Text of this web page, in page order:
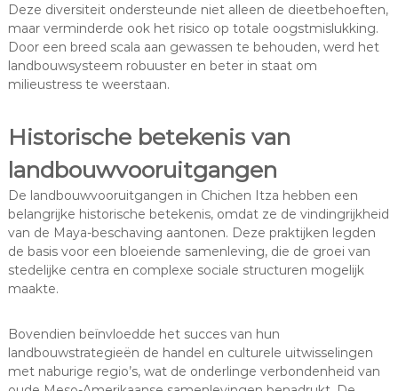
Deze diversiteit ondersteunde niet alleen de dieetbehoeften,
maar verminderde ook het risico op totale oogstmislukking.
Door een breed scala aan gewassen te behouden, werd het
landbouwsysteem robuuster en beter in staat om
milieustress te weerstaan.
Historische betekenis van
landbouwvooruitgangen
De landbouwvooruitgangen in Chichen Itza hebben een
belangrijke historische betekenis, omdat ze de vindingrijkheid
van de Maya-beschaving aantonen. Deze praktijken legden
de basis voor een bloeiende samenleving, die de groei van
stedelijke centra en complexe sociale structuren mogelijk
maakte.
Bovendien beïnvloedde het succes van hun
landbouwstrategieën de handel en culturele uitwisselingen
met naburige regio’s, wat de onderlinge verbondenheid van